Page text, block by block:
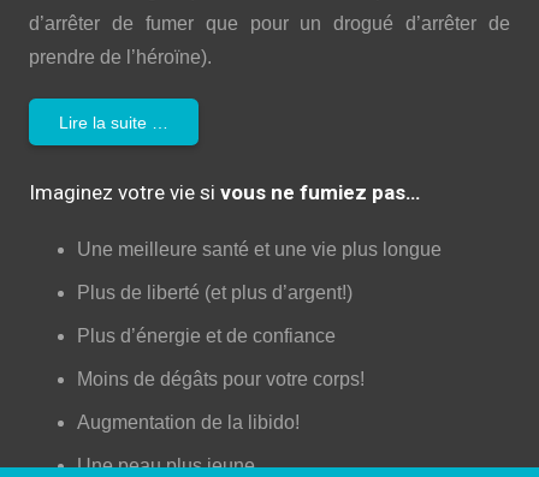
d’arrêter de fumer que pour un drogué d’arrêter de
prendre de l’héroïne).
Lire la suite …
Imaginez votre vie si vous ne fumiez pas…
Une meilleure santé et une vie plus longue
Plus de liberté (et plus d’argent!)
Plus d’énergie et de confiance
Moins de dégâts pour votre corps!
Augmentation de la libido!
Une peau plus jeune